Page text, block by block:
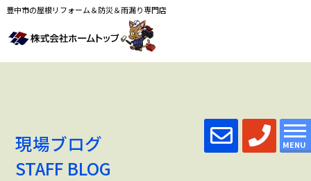
豊中市の屋根リフォーム＆防災＆雨漏り専門店
MENU
現場ブログ
STAFF BLOG